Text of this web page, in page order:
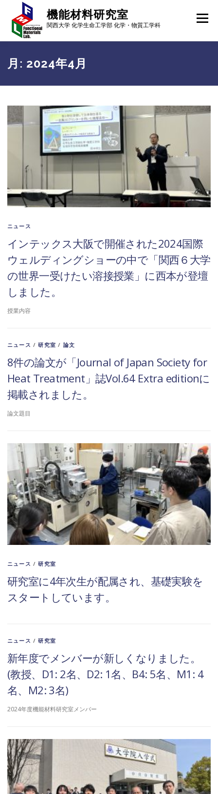
ツ
機能材料研究室
関西大学 化学生命工学部 化学・物質工学科
メニュー
メンバー 研究内容
月: 2024年4月
ニュース
インテックス大阪で開催された2024国際
ウェルディングショーの中で「関西６大学
の世界一受けたい溶接授業」に西本が登壇
しました。
授業内容
ニュース /研究室 / 論文
8件の論文が「Journal of Japan Society for
Heat Treatment」誌Vol.64 Extra editionに
掲載されました。
論文題目
ニュース /研究室
研究室に4年次生が配属され、基礎実験を
スタートしています。
ニュース /研究室
新年度でメンバーが新しくなりました。
(教授、D1: 2名、D2: 1名、B4: 5名、M1: 4
名、M2: 3名)
2024年度機能材料研究室メンバー